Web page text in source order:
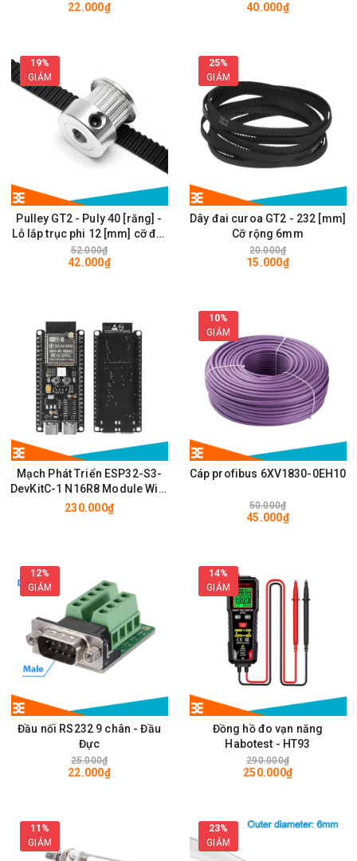
22.000₫ 28 x 28mm
40.000₫
19%
GIẢM
Pulley GT2 - Puly 40 [răng] -
Lỗ lắp trục phi 12 [mm] cỡ đai
rộng 6mm
52.000₫
42.000₫
25%
GIẢM
Dây đai curoa GT2 - 232 [mm]
Cỡ rộng 6mm
20.000₫
15.000₫
Mạch Phát Triển ESP32-S3-
DevKitC-1 N16R8 Module Wifi,
BLE có chân cắm ăng ten
230.000₫
10%
GIẢM
Cáp profibus 6XV1830-0EH10
50.000₫
45.000₫
12%
GIẢM
Đầu nối RS232 9 chân - Đầu
Đực
25.000₫
22.000₫
14%
GIẢM
Đồng hồ đo vạn năng
Habotest - HT93
290.000₫
250.000₫
11%
GIẢM
23%
GIẢM